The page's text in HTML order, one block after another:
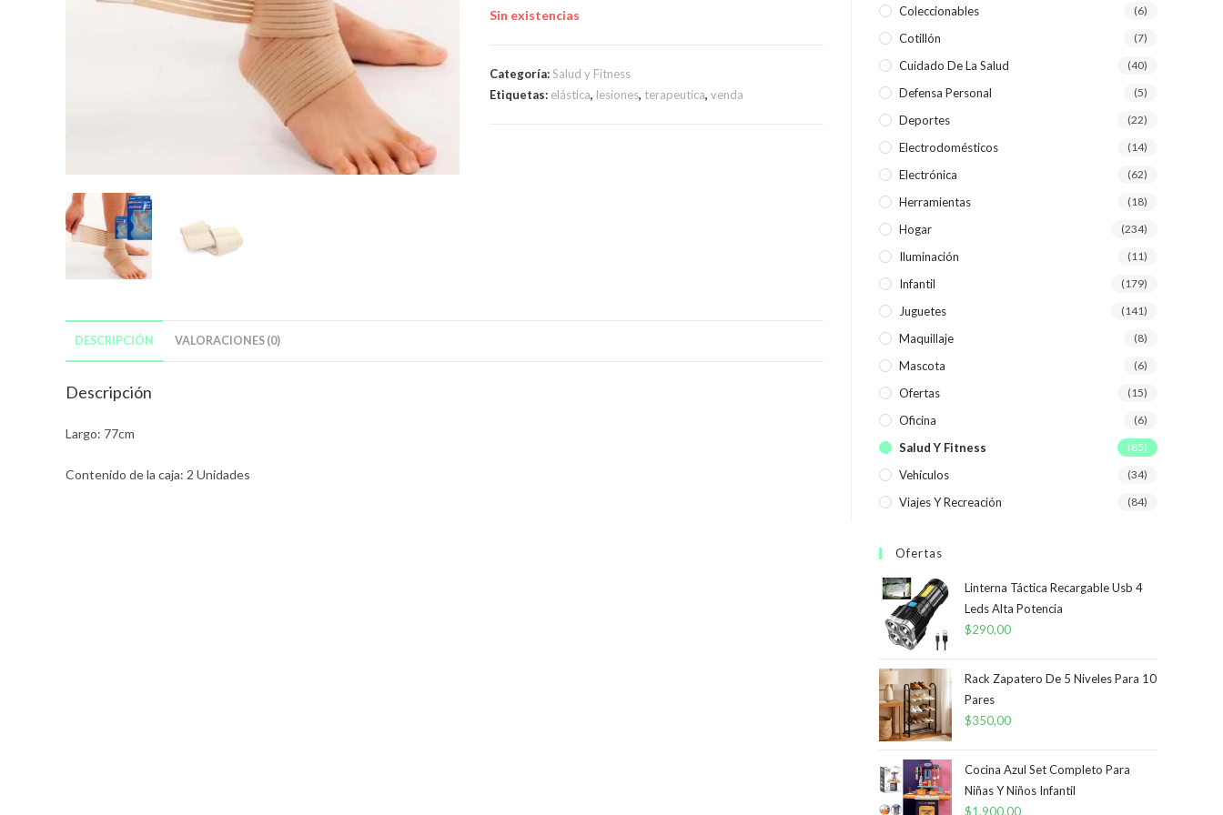
Sin existencias
Categoría:Salud y Fitness
Etiquetas: elástica, lesiones, terapeutica,venda
DESCRIPCIÓN VALORACIONES (0)
Descripción
Largo: 77cm
Contenido de la caja: 2 Unidades
Coleccionables (6)
Cotillón (7)
Cuidado De La Salud (40)
Defensa Personal (5)
Deportes (22)
Electrodomésticos (14)
Electrónica (62)
Herramientas (18)
Hogar (234)
Iluminación (11)
Infantil (179)
Juguetes (141)
Maquillaje (8)
Mascota (6)
Ofertas (15)
Oficina (6)
Salud Y Fitness (85)
Vehículos (34)
Viajes Y Recreación (84)
Ofertas
Linterna Táctica Recargable Usb 4
Leds Alta Potencia
$290,00
Rack Zapatero De 5 Niveles Para 10
Pares
$350,00
Cocina Azul Set Completo Para
Niñas Y Niños Infantil
$1.900,00